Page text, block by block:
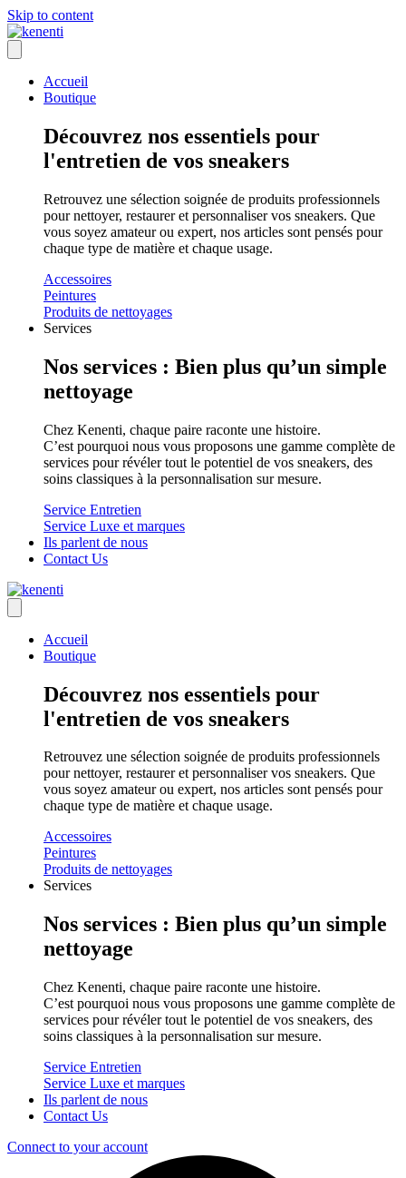
Skip to content
Accueil
Boutique
Découvrez nos essentiels pour
l'entretien de vos sneakers
Retrouvez une sélection soignée de produits professionnels
pour nettoyer, restaurer et personnaliser vos sneakers. Que
vous soyez amateur ou expert, nos articles sont pensés pour
chaque type de matière et chaque usage.
Accessoires
Peintures
Produits de nettoyages
Services
Nos services : Bien plus qu’un simple
nettoyage
Chez Kenenti, chaque paire raconte une histoire.
C’est pourquoi nous vous proposons une gamme complète de
services pour révéler tout le potentiel de vos sneakers, des
soins classiques à la personnalisation sur mesure.
Service Entretien
Service Luxe et marques
Ils parlent de nous
Contact Us
Accueil
Boutique
Découvrez nos essentiels pour
l'entretien de vos sneakers
Retrouvez une sélection soignée de produits professionnels
pour nettoyer, restaurer et personnaliser vos sneakers. Que
vous soyez amateur ou expert, nos articles sont pensés pour
chaque type de matière et chaque usage.
Accessoires
Peintures
Produits de nettoyages
Services
Nos services : Bien plus qu’un simple
nettoyage
Chez Kenenti, chaque paire raconte une histoire.
C’est pourquoi nous vous proposons une gamme complète de
services pour révéler tout le potentiel de vos sneakers, des
soins classiques à la personnalisation sur mesure.
Service Entretien
Service Luxe et marques
Ils parlent de nous
Contact Us
Connect to your account